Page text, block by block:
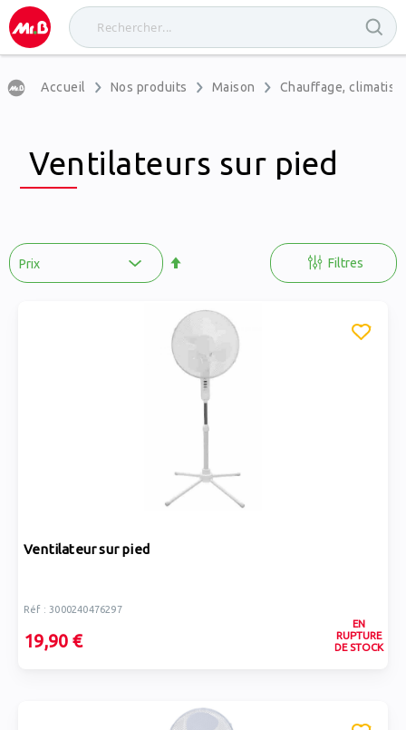
Accueil Nos produits Maison Chauffage,
Ventilateurs sur pied
Filtres
Ventilateur sur pied
Réf : 3000240476297
19,90 €
EN
RUPTURE
DE STOCK